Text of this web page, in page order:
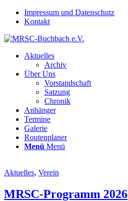
Impressum und Datenschutz
Kontakt
Aktuelles
Archiv
Über Uns
Vorstandschaft
Satzung
Chronik
Anhänger
Termine
Galerie
Routenplaner
Menü Menü
Aktuelles, Verein
MRSC-Programm 2026